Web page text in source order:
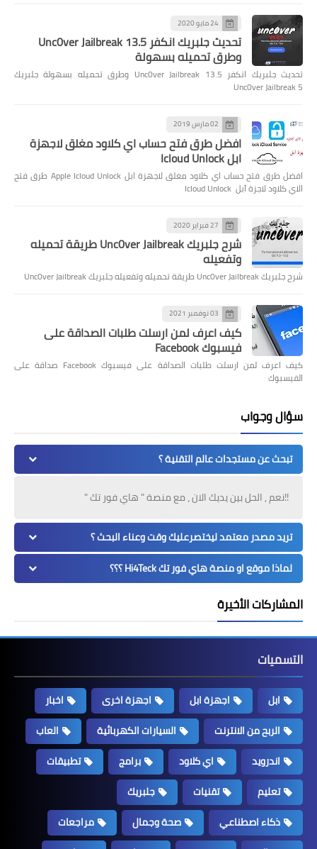
24 مايو 2020
تحديث جلبريك انكفر Unc0ver Jailbreak 13.5
وطرق تحميله بسهولة
تحديث جلبريك انكفر Unc0ver Jailbreak 13.5 وطرق تحميله بسهولة جلبريك
Unc0ver Jailbreak 5
02 مارس 2019
افضل طرق فتح حساب اي كلاود مغلق لاجهزة
ابل Icloud Unlock
افضل طرق فتح حساب اي كلاود مغلق لاجهزة ابل Apple Icloud Unlock طرق فتح
الاي كلاود لاجزة آبل Icloud Unlock
27 فبراير 2020
شرح جلبريك Unc0ver Jailbreak طريقة تحميله
وتفعيله
شرح جلبريك Unc0ver Jailbreak طريقة تحميله وتفعيله جلبريك Unc0ver Jailbreak
03 نوفمبر 2021
كيف اعرف لمن ارسلت طلبات الصداقة على
فيسبوك Facebook
كيف اعرف لمن ارسلت طلبات الصداقة على فيسبوك Facebook صداقة على
الفيسبوك
سؤال وجواب
تبحث عن مستجدات عالم التقنية ؟
!!نعم , الحل بين يديك الان ، مع منصة " هاي فور تك "
تريد مصدر معتمد ليختصرعليك وقت وعناء البحث ؟
لماذا موقع او منصة هاي فور تك Hi4Teck ؟؟؟
المشاركات الأخيرة
التسميات
ابل اجهزة ابل اجهزة اخرى
اخبار
الربح من الانترنت
السيارات الكهربائية
العاب
اندرويد
اي كلاود برامج
تطبيقات
تعليم
تقنيات
جلبريك
ذكاء اصطناعي
صحة وجمال
مراجعات